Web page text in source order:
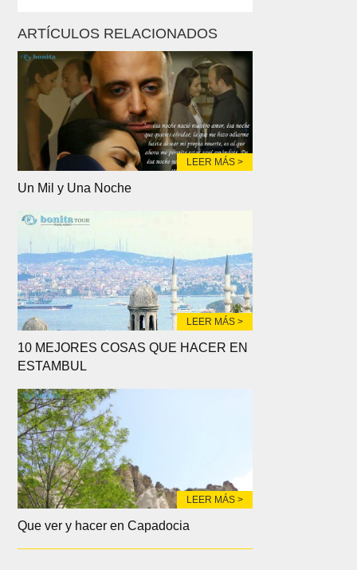
ARTÍCULOS RELACIONADOS
LEER MÁS >
Un Mil y Una Noche
LEER MÁS >
10 MEJORES COSAS QUE HACER EN
ESTAMBUL
LEER MÁS >
Que ver y hacer en Capadocia